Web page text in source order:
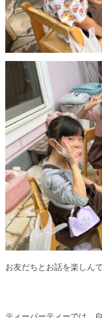
お友だちとお話を楽しん
ティーパーティーでは、